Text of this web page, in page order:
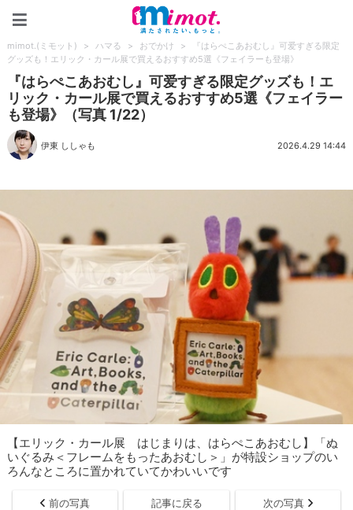
mimot.(ミモット) > ハマる > おでかけ >
『はらぺこあおむし』可爱すぎる限定
グッズも！エリック・カール展で買えるおすすめ5選《フェイラーも登場》
『はらぺこあおむし』可爱すぎる限定グッズも！エ
リック・カール展で買えるおすすめ5選《フェイラー
も登場》（写真 1/22）
伊東 ししゃも 2026.4.29 14:44
【エリック・カール展 はじまりは、はらぺこあおむし】「ぬ
いぐるみ＜フレームをもったあおむし＞」が特設ショップのい
ろんなところに置かれていてかわいいです
前の写真 記事に戻る 次の写真